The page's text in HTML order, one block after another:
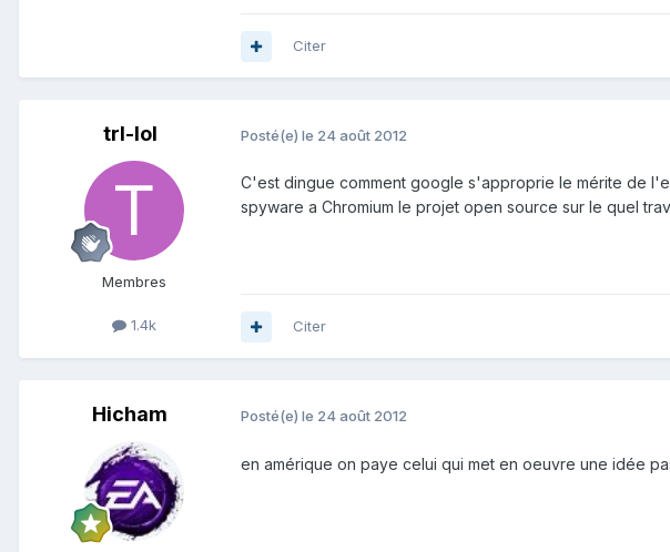
Citer
trl-lol
Membres
1.4k
Posté(e) le 24 août 2012
C'est dingue comment google s'approprie le mérite de
spyware a Chromium le projet open source sur le quel
Citer
Hicham Posté(e) le 24 août 2012
en amérique on paye celui qui met en oeuvre une idée